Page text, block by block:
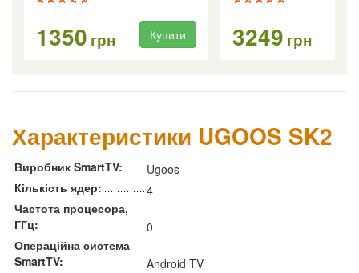
1350 грн Купити 3249 грн
Характеристики UGOOS SK2
Виробник SmartTV:
Ugoos
Кількість ядер:
4
Частота процесора,
ГГц:
0
Операційна система
SmartTV:
Android TV